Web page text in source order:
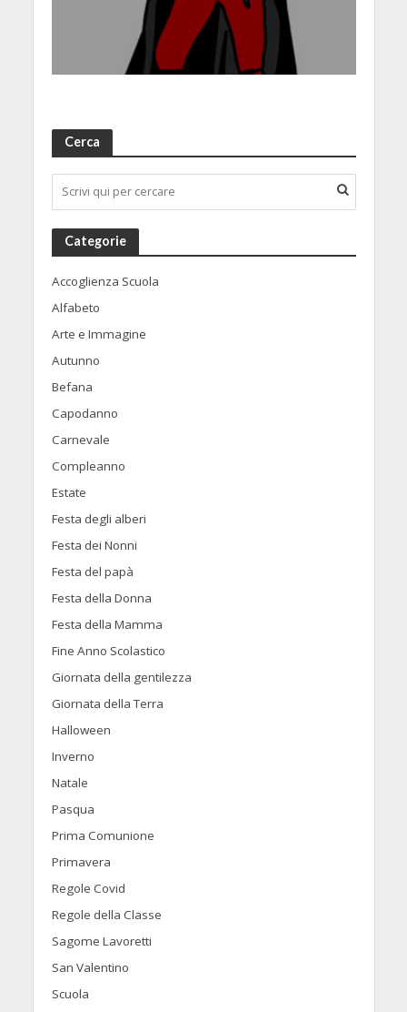
Cerca
Categorie
Accoglienza Scuola
Alfabeto
Arte e Immagine
Autunno
Befana
Capodanno
Carnevale
Compleanno
Estate
Festa degli alberi
Festa dei Nonni
Festa del papà
Festa della Donna
Festa della Mamma
Fine Anno Scolastico
Giornata della gentilezza
Giornata della Terra
Halloween
Inverno
Natale
Pasqua
Prima Comunione
Primavera
Regole Covid
Regole della Classe
Sagome Lavoretti
San Valentino
Scuola